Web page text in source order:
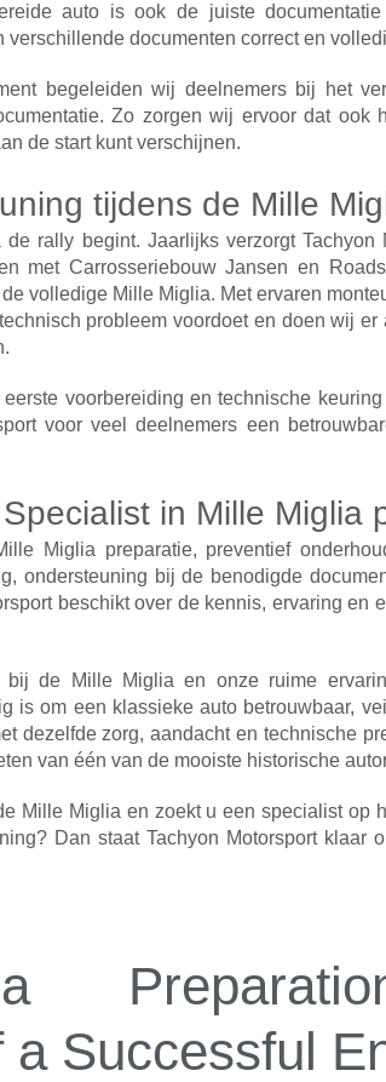
auto is ook de juiste
documenten correct en
begeleiden wij deelnemers bij het
Zo zorgen wij ervoor dat ook
de start kunt verschijnen.
tijdens de Mille
rally begint. Jaarlijks verzorgt Tachyon
met Carrosseriebouw Jansen en
volledige Mille Miglia. Met ervaren
probleem voordoet en doen wij er
voorbereiding en technische
voor veel deelnemers een
in Mille Miglia
Miglia preparatie, preventief
ondersteuning bij de benodigde
beschikt over de kennis, ervaring en
bij de Mille Miglia en onze ruime
is om een klassieke auto betrouwbaar,
dezelfde zorg, aandacht en technische
van één van de mooiste historische
Mille Miglia en zoekt u een specialist op
Dan staat Tachyon Motorsport klaar
a Successful